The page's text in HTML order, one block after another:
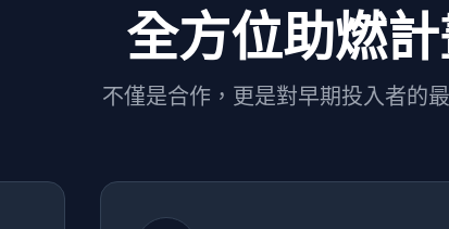
全方位助燃
不僅是合作，更是對早期投入者的